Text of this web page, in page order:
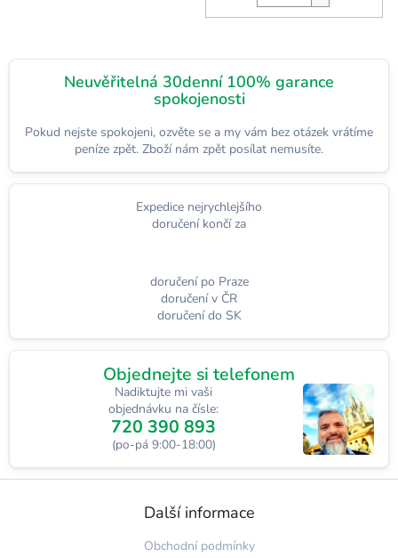
Neuvěřitelná 30denní 100% garance
spokojenosti
Pokud nejste spokojeni, ozvěte se a my vám bez otázek vrátíme
peníze zpět. Zboží nám zpět posílat nemusíte.
Expedice nejrychlejšího
doručení končí za
doručení po Praze
doručení v ČR
doručení do SK
Objednejte si telefonem
Nadiktujte mi vaši
objednávku na čísle:
720 390 893
(po-pá 9:00-18:00)
Z
Další informace
Obchodní podmínky